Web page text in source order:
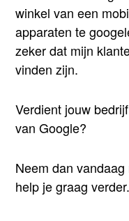
winkel van een
apparaten te
zeker dat mijn
vinden zijn.
Verdient jouw
van Google?
Neem dan
help je graag verder.